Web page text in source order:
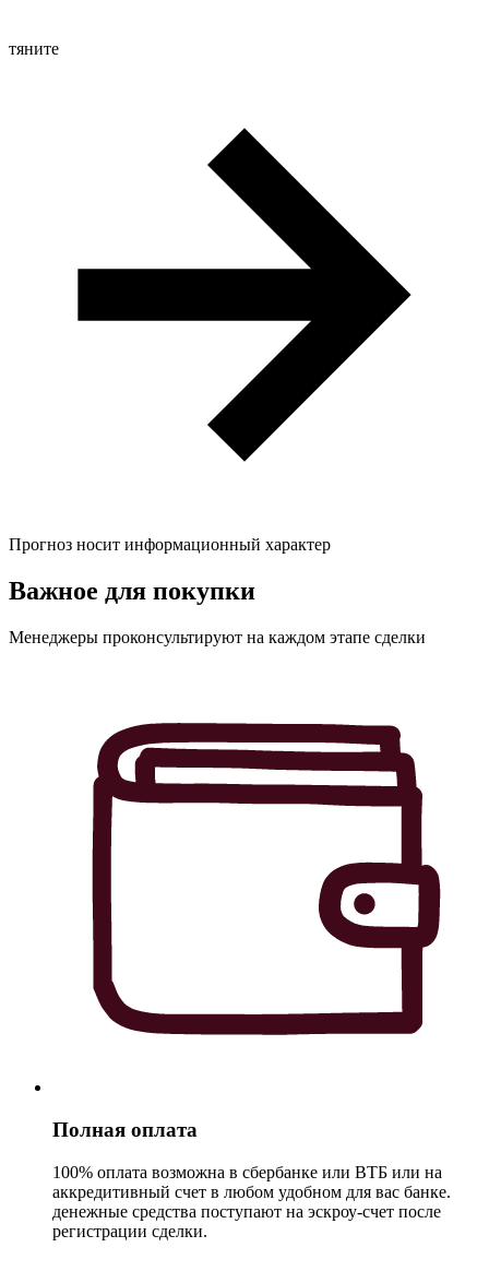
тяните
Прогноз носит информационный характер
Важное для покупки
Менеджеры проконсультируют на каждом этапе сделки
Полная оплата
100% оплата возможна в сбербанке или ВТБ или на
аккредитивный счет в любом удобном для вас банке.
денежные средства поступают на эскроу-счет после
регистрации сделки.